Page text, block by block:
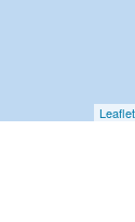
Leaflet